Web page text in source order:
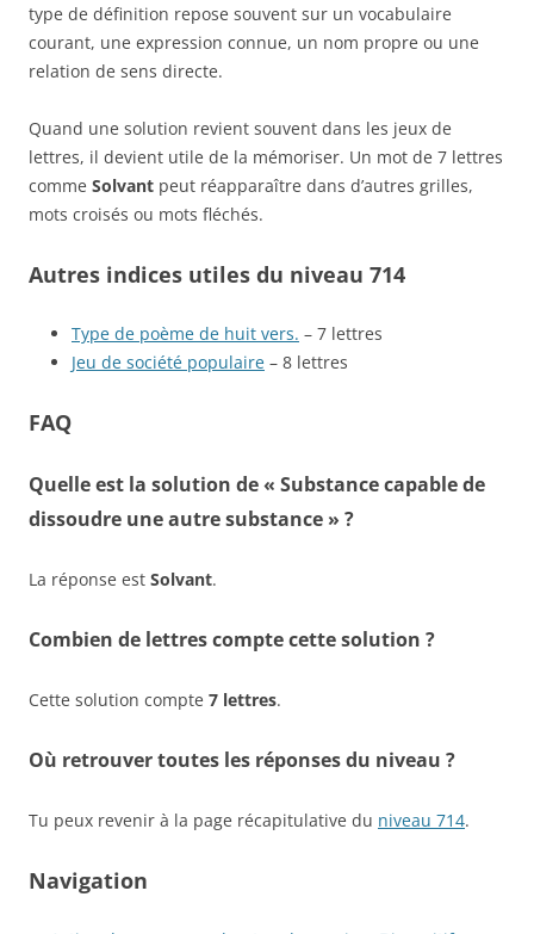
type de définition repose souvent sur un vocabulaire
courant, une expression connue, un nom propre ou une
relation de sens directe.
Quand une solution revient souvent dans les jeux de
lettres, il devient utile de la mémoriser. Un mot de 7 lettres
comme Solvant peut réapparaître dans d’autres grilles,
mots croisés ou mots fléchés.
Autres indices utiles du niveau 714
Type de poème de huit vers. – 7 lettres
Jeu de société populaire – 8 lettres
FAQ
Quelle est la solution de « Substance capable de
dissoudre une autre substance » ?
La réponse est Solvant.
Combien de lettres compte cette solution ?
Cette solution compte 7 lettres.
Où retrouver toutes les réponses du niveau ?
Tu peux revenir à la page récapitulative du niveau 714.
Navigation